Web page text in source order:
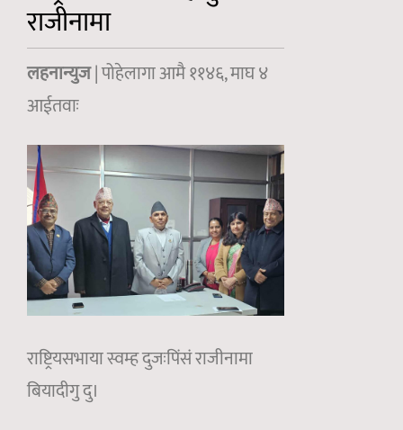
राजीनामा
लहनान्युज| पोहेलागा आमै ११४६, माघ ४
आईतवाः
राष्ट्रियसभाया स्वम्ह दुजःपिंसं राजीनामा
बियादीगु दु।